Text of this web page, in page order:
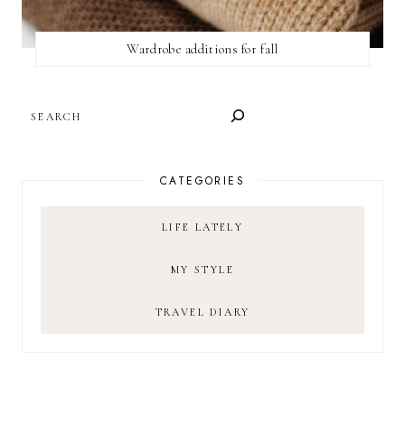
Wardrobe additions for fall
CATEGORIES
LIFE LATELY
MY STYLE
TRAVEL DIARY